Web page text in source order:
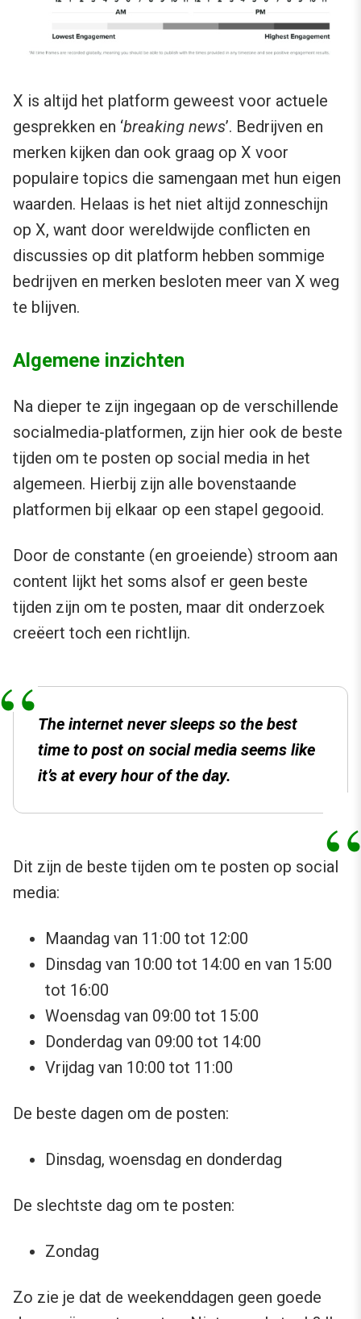
X is altijd het platform geweest voor actuele
gesprekken en ‘breaking news’. Bedrijven en
merken kijken dan ook graag op X voor
populaire topics die samengaan met hun eigen
waarden. Helaas is het niet altijd zonneschijn
op X, want door wereldwijde conflicten en
discussies op dit platform hebben sommige
bedrijven en merken besloten meer van X weg
te blijven.
Algemene inzichten
Na dieper te zijn ingegaan op de verschillende
socialmedia-platformen, zijn hier ook de beste
tijden om te posten op social media in het
algemeen. Hierbij zijn alle bovenstaande
platformen bij elkaar op een stapel gegooid.
Door de constante (en groeiende) stroom aan
content lijkt het soms alsof er geen beste
tijden zijn om te posten, maar dit onderzoek
creëert toch een richtlijn.
The internet never sleeps so the best
time to post on social media seems like
it’s at every hour of the day.
Dit zijn de beste tijden om te posten op social
media:
Maandag van 11:00 tot 12:00
Dinsdag van 10:00 tot 14:00 en van 15:00
tot 16:00
Woensdag van 09:00 tot 15:00
Donderdag van 09:00 tot 14:00
Vrijdag van 10:00 tot 11:00
De beste dagen om de posten:
Dinsdag, woensdag en donderdag
De slechtste dag om te posten:
Zondag
Zo zie je dat de weekenddagen geen goede